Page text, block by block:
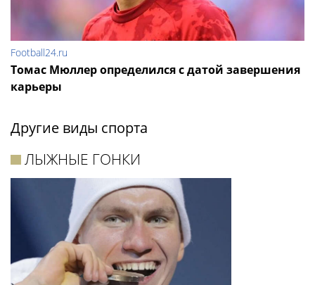
Football24.ru
Томас Мюллер определился с датой завершения
карьеры
Другие виды спорта
ЛЫЖНЫЕ ГОНКИ